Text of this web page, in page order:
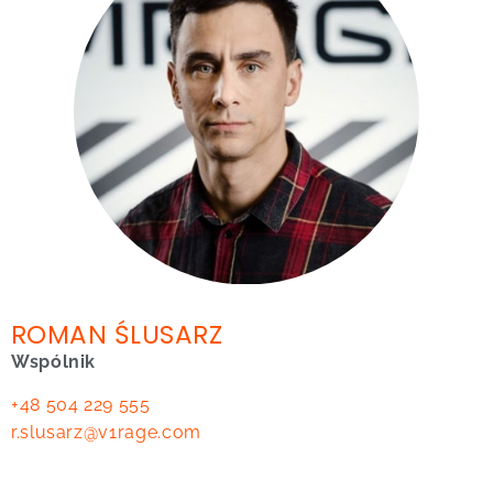
ROMAN ŚLUSARZ
Wspólnik
+48 504 229 555
r.slusarz@v1rage.com